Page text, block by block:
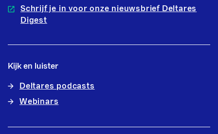
Schrijf je in voor onze nieuwsbrief Deltares
Digest
Kijk en luister
Deltares podcasts
Webinars